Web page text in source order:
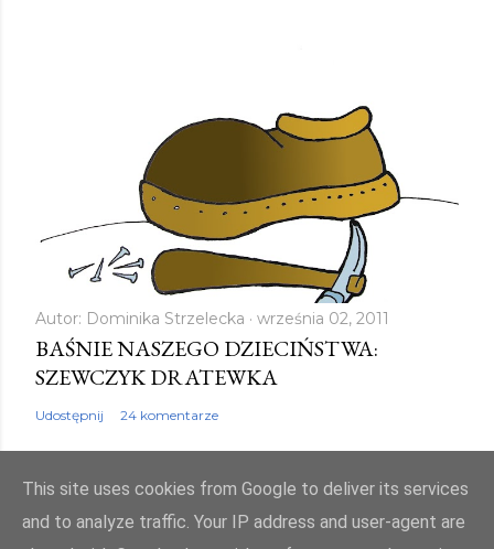
Autor: Dominika Strzelecka września 02, 2011
BAŚNIE NASZEGO DZIECIŃSTWA:
SZEWCZYK DRATEWKA
Udostępnij 24 komentarze
This site uses cookies from Google to deliver its services
and to analyze traffic. Your IP address and user-agent are